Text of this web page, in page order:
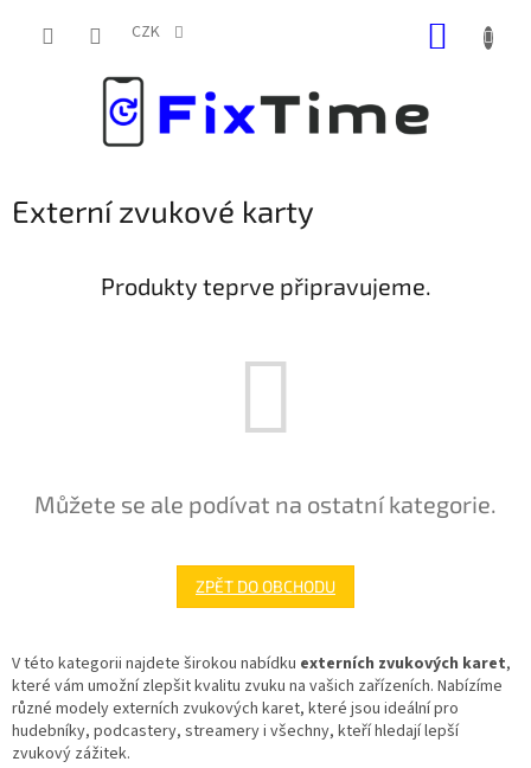
CZK
Externí zvukové karty
Produkty teprve připravujeme.
Můžete se ale podívat na ostatní kategorie.
ZPĚT DO OBCHODU
V této kategorii najdete širokou nabídku externích zvukových karet,
které vám umožní zlepšit kvalitu zvuku na vašich zařízeních. Nabízíme
různé modely externích zvukových karet, které jsou ideální pro
hudebníky, podcastery, streamery i všechny, kteří hledají lepší
zvukový zážitek.